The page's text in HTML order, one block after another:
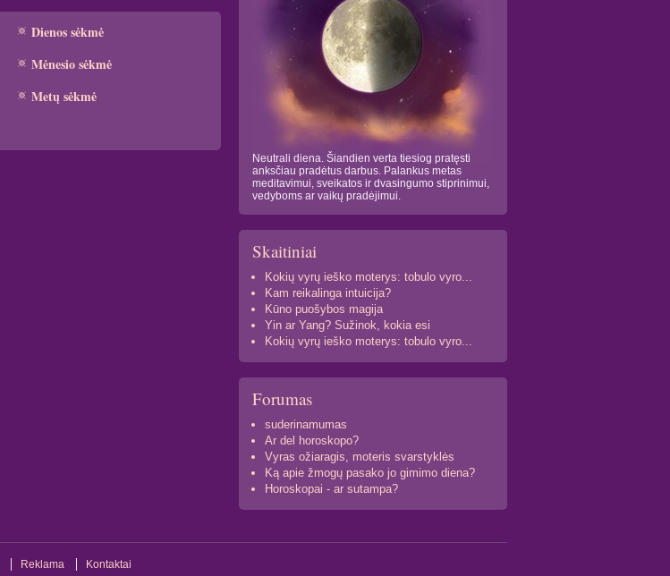
Dienos sėkmė
Mėnesio sėkmė
Metų sėkmė
Neutrali diena. Šiandien verta tiesiog pratęsti
anksčiau pradėtus darbus. Palankus metas
meditavimui, sveikatos ir dvasingumo stiprinimui,
vedyboms ar vaikų pradėjimui.
Skaitiniai
Kokių vyrų ieško moterys: tobulo vyro...
Kam reikalinga intuicija?
Kūno puošybos magija
Yin ar Yang? Sužinok, kokia esi
Kokių vyrų ieško moterys: tobulo vyro...
Forumas
suderinamumas
Ar del horoskopo?
Vyras ožiaragis, moteris svarstyklės
Ką apie žmogų pasako jo gimimo diena?
Horoskopai - ar sutampa?
Reklama Kontaktai